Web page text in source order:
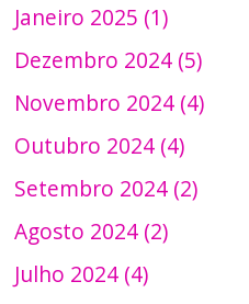
Janeiro 2025 (1)
Dezembro 2024 (5)
Novembro 2024 (4)
Outubro 2024 (4)
Setembro 2024 (2)
Agosto 2024 (2)
Julho 2024 (4)